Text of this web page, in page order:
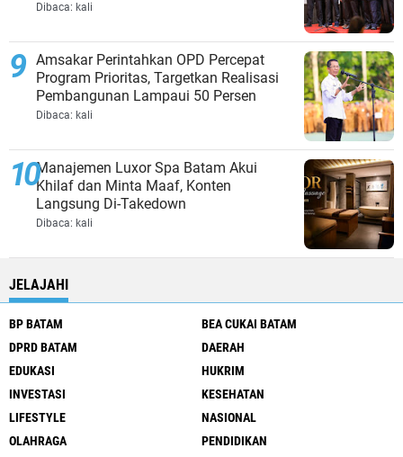
Dibaca: kali
Amsakar Perintahkan OPD Percepat
Program Prioritas, Targetkan Realisasi
Pembangunan Lampaui 50 Persen
Dibaca: kali
Manajemen Luxor Spa Batam Akui
Khilaf dan Minta Maaf, Konten
Langsung Di-Takedown
Dibaca: kali
JELAJAHI
BP BATAM
BEA CUKAI BATAM
DPRD BATAM
DAERAH
EDUKASI
HUKRIM
INVESTASI
KESEHATAN
LIFESTYLE
NASIONAL
OLAHRAGA
PENDIDIKAN